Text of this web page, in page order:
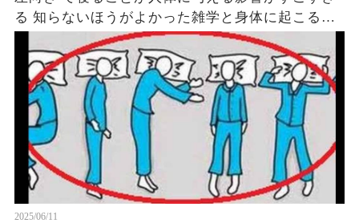
る 知らないほうがよかった雑学と身体に起こる現
象がヤバい… 驚くべき 大人の 面白いけど知ると後
悔
2025/06/11